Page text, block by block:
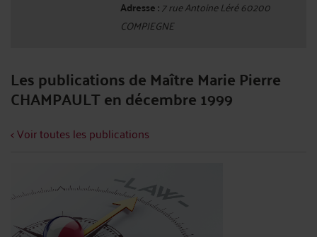
Adresse :7 rue Antoine Léré 60200
COMPIEGNE
Les publications de Maître Marie Pierre
CHAMPAULT en décembre 1999
< Voir toutes les publications